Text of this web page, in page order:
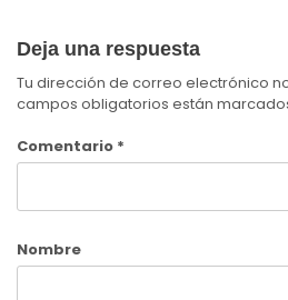
Deja una respuesta
Tu dirección de correo electrónico
campos obligatorios están
Comentario *
Nombre